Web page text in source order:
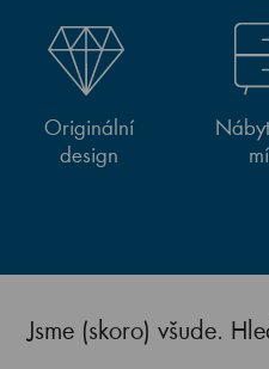
Originální
design
Jsme (skoro) všude.